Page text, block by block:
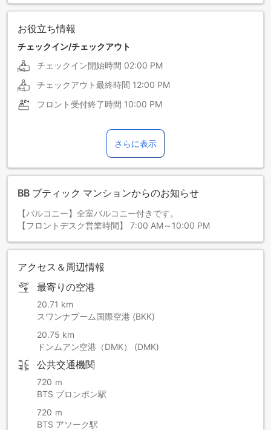
お役立ち情報
チェックイン/チェックアウト
チェックイン開始時間 02:00 PM
チェックアウト最終時間 12:00 PM
フロント受付終了時間 10:00 PM
さらに表示
BB ブティック マンションからのお知らせ
【バルコニー】全室バルコニー付きです。
【フロントデスク営業時間】 7:00 AM～10:00 PM
アクセス＆周辺情報
最寄りの空港
20.71 km
スワンナプーム国際空港 (BKK)
20.75 km
ドンムアン空港（DMK） (DMK)
公共交通機関
720 ｍ
BTS プロンポン駅
720 ｍ
BTS アソーク駅